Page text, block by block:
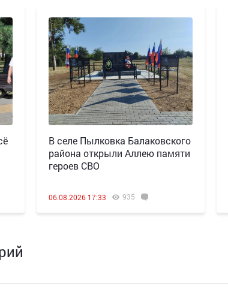
В селе Пылковка Балаковского
района открыли Аллею памяти
героев СВО
06.08.2026 17:33 935